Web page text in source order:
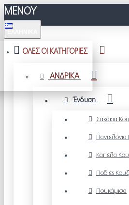
ΜΕΝΟΥ
ΟΛΕΣ ΟΙ ΚΑΤΗΓΟΡΙΕΣ
ΑΝΔΡΙΚΑ
Ένδυση
Σακάκια
Παντελόνια
Καπέλα
Ποδιές
Πουκάμισα